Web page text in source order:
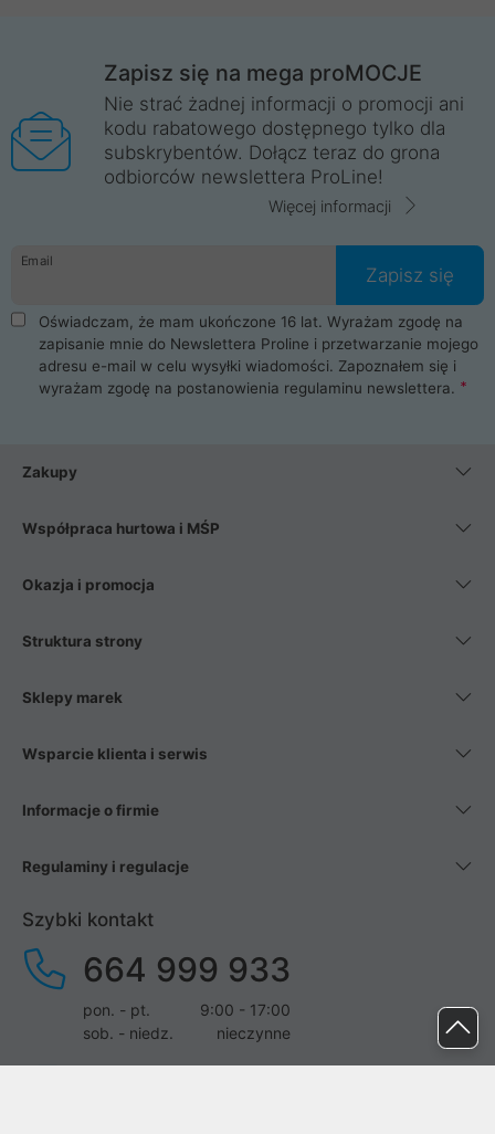
Zapisz się na mega proMOCJE
Nie strać żadnej informacji o promocji ani
kodu rabatowego dostępnego tylko dla
subskrybentów. Dołącz teraz do grona
odbiorców newslettera ProLine!
Więcej informacji
Email
Zapisz się
Oświadczam, że mam ukończone 16 lat. Wyrażam zgodę na
zapisanie mnie do Newslettera Proline i przetwarzanie mojego
adresu e-mail w celu wysyłki wiadomości. Zapoznałem się i
wyrażam zgodę na postanowienia regulaminu newslettera.
Zakupy
Współpraca hurtowa i MŚP
Okazja i promocja
Struktura strony
Sklepy marek
Wsparcie klienta i serwis
Informacje o firmie
Regulaminy i regulacje
Szybki kontakt
664 999 933
pon. - pt.
9:00 - 17:00
sob. - niedz.
nieczynne